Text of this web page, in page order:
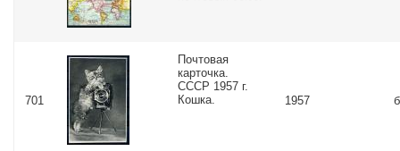
701
Почтовая
карточка.
СССР 1957 г.
Кошка.
1957